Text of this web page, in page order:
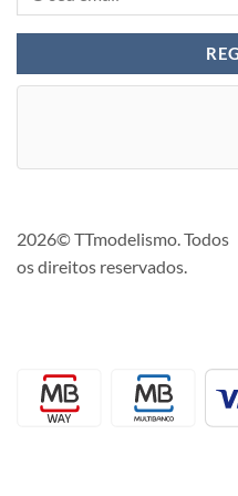
2026© TTmodelismo. Todos
os direitos reservados.